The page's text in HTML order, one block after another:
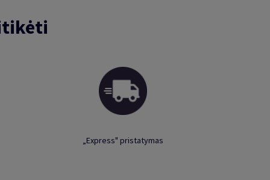
„Express" pristatymas